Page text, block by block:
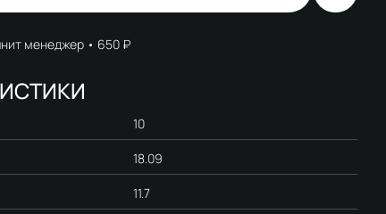
менеджер 650 ₽
10
18.09
11.7